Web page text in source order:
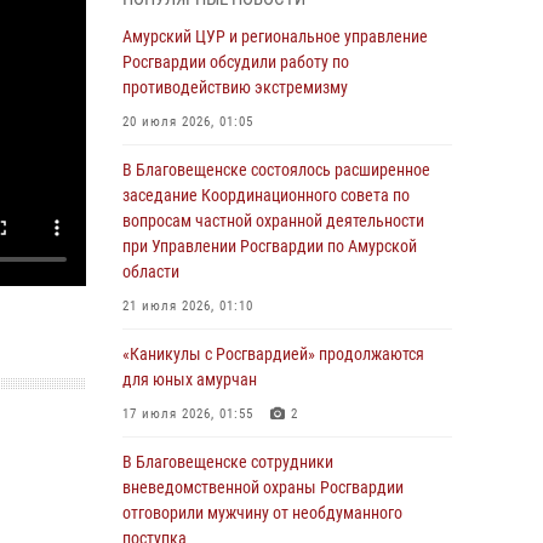
Более 2,5 миллионов рублей выплачено
амурчанам за оружие сданное на возмездной
основе
28 июля 2026, 02:00
Итоги работы строевых подразделений
вневедомственной охраны Росгвардии
Амурской области в период с 20 по 26 июля
2026 года
27 июля 2026, 06:28
сотрудников вневедомственной охраны
23 июля 2026, 07:49
поступления на службу в подразделения
территориального Управления Росгвардии
23 июля 2026, 00:00
Амурский ЦУР и региональное управление
Росгвардии обсудили работу по
противодействию экстремизму
20 июля 2026, 01:05
В Благовещенске состоялось расширенное
заседание Координационного совета по
вопросам частной охранной деятельности
при Управлении Росгвардии по Амурской
области
21 июля 2026, 01:10
«Каникулы с Росгвардией» продолжаются
для юных амурчан
17 июля 2026, 01:55 2
В Благовещенске сотрудники
вневедомственной охраны Росгвардии
отговорили мужчину от необдуманного
поступка